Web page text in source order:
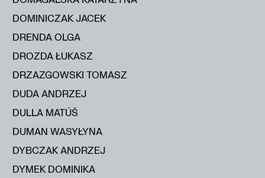
DOMINICZAK JACEK
DRENDA OLGA
DROZDA ŁUKASZ
DRZAZGOWSKI TOMASZ
DUDA ANDRZEJ
DULLA MATÚŠ
DUMAN WASYŁYNA
DYBCZAK ANDRZEJ
DYMEK DOMINIKA